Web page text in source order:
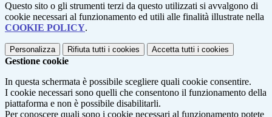
Questo sito o gli strumenti terzi da questo utilizzati si avvalgono di
cookie necessari al funzionamento ed utili alle finalità illustrate nella
COOKIE POLICY.
Personalizza Rifiuta tutti i cookies Accetta tutti i cookies
Gestione cookie
In questa schermata è possibile scegliere quali cookie consentire.
I cookie necessari sono quelli che consentono il funzionamento della
piattaforma e non è possibile disabilitarli.
Per conoscere quali sono i cookie necessari al funzionamento potete